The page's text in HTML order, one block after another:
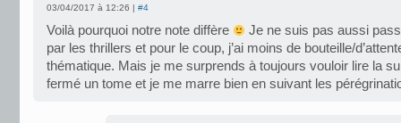
03/04/2017 à 12:26 | #4
Voilà pourquoi notre note diffère
Je ne suis pas aussi
par les thrillers et pour le coup, j’ai moins de bouteille/
thématique. Mais je me surprends à toujours vouloir lire la
fermé un tome et je me marre bien en suivant les